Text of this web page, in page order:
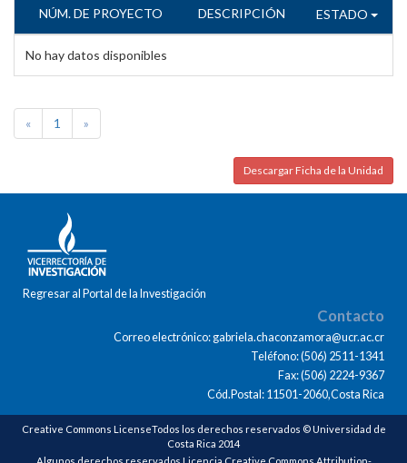
NÚM. DE PROYECTO DESCRIPCIÓN ESTADO
No hay datos disponibles
« 1 »
Descargar Ficha de la Unidad
Regresar al Portal de la Investigación
Contacto
Correo electrónico: gabriela.chaconzamora@ucr.ac.cr
Teléfono: (506) 2511-1341
Fax: (506) 2224-9367
Cód.Postal: 11501-2060,Costa Rica
Creative Commons LicenseTodos los derechos reservados © Universidad de
Costa Rica 2014